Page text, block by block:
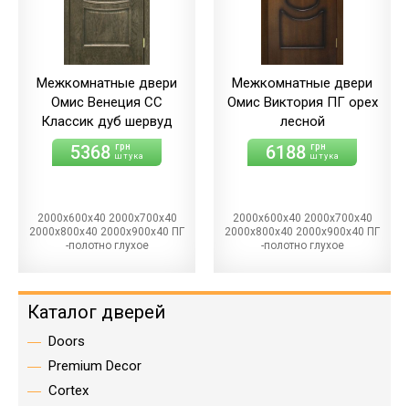
Межкомнатные двери
Омис Венеция СС
Классик дуб шервуд
5368 грн
штука
2000х600х40 2000х700х40
2000х800х40 2000х900х40 ПГ
-полотно глухое
Межкомнатные двери
Омис Виктория ПГ орех
лесной
6188 грн
штука
2000х600х40 2000х700х40
2000х800х40 2000х900х40 ПГ
-полотно глухое
Каталог дверей
Doors
Premium Decor
Cortex